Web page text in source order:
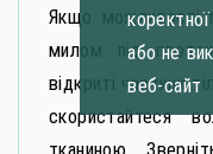
Якщо можливості
милом під
відкриті частини
скористайтеся
або не
веб-сайт